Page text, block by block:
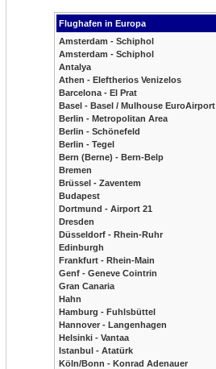
Flughafen in Europa
Amsterdam - Schiphol
Amsterdam - Schiphol
Antalya
Athen - Eleftherios Venizelos
Barcelona - El Prat
Basel - Basel / Mulhouse EuroAirport
Berlin - Metropolitan Area
Berlin - Schönefeld
Berlin - Tegel
Bern (Berne) - Bern-Belp
Bremen
Brüssel - Zaventem
Budapest
Dortmund - Airport 21
Dresden
Düsseldorf - Rhein-Ruhr
Edinburgh
Frankfurt - Rhein-Main
Genf - Geneve Cointrin
Gran Canaria
Hahn
Hamburg - Fuhlsbüttel
Hannover - Langenhagen
Helsinki - Vantaa
Istanbul - Atatürk
Köln/Bonn - Konrad Adenauer